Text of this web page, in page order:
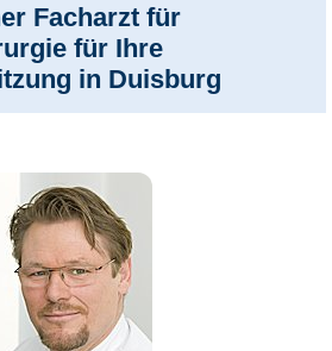
Facharzt für
für Ihre
in Duisburg